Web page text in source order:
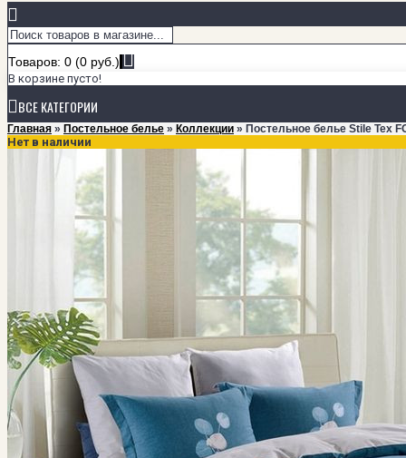
Товаров: 0 (0 руб.)
В корзине пусто!
ВСЕ КАТЕГОРИИ
+
ПОСТЕЛЬНОЕ БЕЛЬЕ
КОЛЛЕКЦИИ
Мако-сатин класса Люкс
Мако-сатин однотонный
Сатин
Тенсел
РАЗМЕРЫ
1,5-спальный
Главная » Постельное белье » Коллекции » Постельное белье Stile Tex
Нет в наличии